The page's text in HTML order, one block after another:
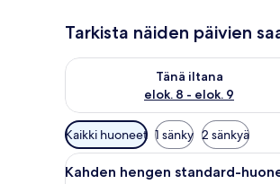
Tarkista näiden päivien
Tänä iltana
elok. 8 - elok. 9
Tarkista tämän illan saatavuus
Huoneille
saatavilla
olevia
Kaikki huoneet 1 sänky 2 sänkyä
Avaa
6
Kahden hengen standard-